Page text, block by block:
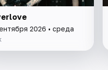
2026 • среда